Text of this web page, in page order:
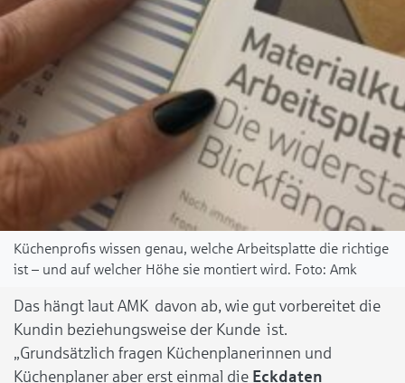
Küchenprofis wissen genau, welche Arbeitsplatte die richtige
ist – und auf welcher Höhe sie montiert wird.
Amk
Das hängt laut AMK davon ab, wie gut vorbereitet die
Kundin beziehungsweise der Kunde ist.
„Grundsätzlich fragen Küchenplanerinnen und
Küchenplaner aber erst einmal die Eckdaten